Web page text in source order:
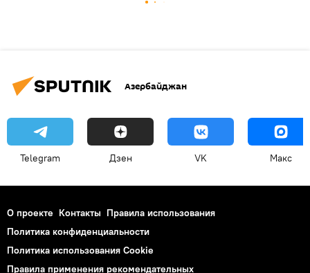
Азербайджан
Telegram Дзен VK Макс
О проекте Контакты Правила использования
Политика конфиденциальности
Политика использования Cookie
Правила применения рекомендательных